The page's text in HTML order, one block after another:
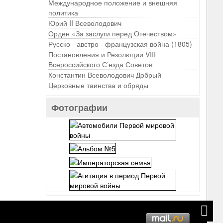
Международное положение и внешняя
политика
Юрий II Всеволодович
Орден «За заслуги перед Отечеством»
Русско - австро - французская война (1805)
Постановления и Резолюции VIII
Всероссийского С’езда Советов
Константин Всеволодович Добрый
Церковные таинства и обряды
Фотографии